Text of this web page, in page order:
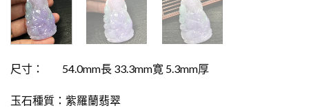
尺寸： 54.0mm長 33.3mm寛 5.3mm厚
玉石種質：紫羅蘭翡翠